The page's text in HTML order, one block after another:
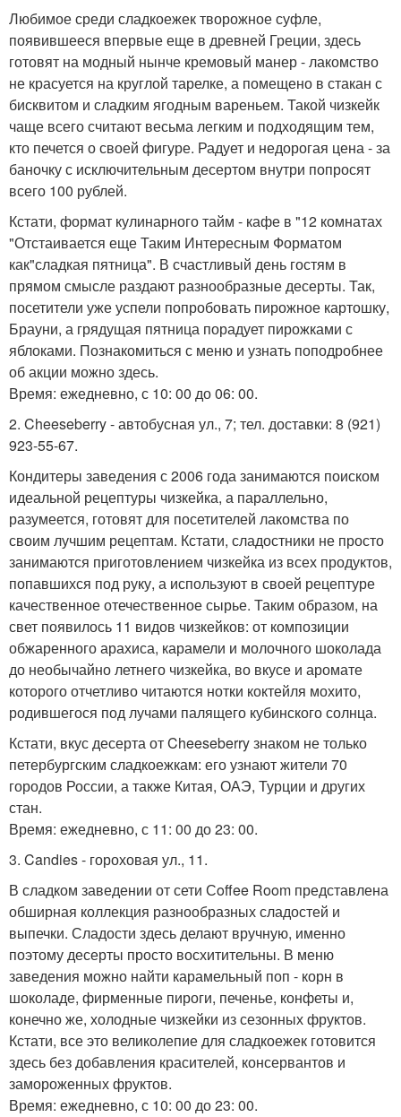
Любимое среди сладкоежек творожное суфле,
появившееся впервые еще в древней Греции, здесь
готовят на модный нынче кремовый манер - лакомство
не красуется на круглой тарелке, а помещено в стакан с
бисквитом и сладким ягодным вареньем. Такой чизкейк
чаще всего считают весьма легким и подходящим тем,
кто печется о своей фигуре. Радует и недорогая цена - за
баночку с исключительным десертом внутри попросят
всего 100 рублей.
Кстати, формат кулинарного тайм - кафе в "12 комнатах
"Отстаивается еще Таким Интересным Форматом
как"сладкая пятница". В счастливый день гостям в
прямом смысле раздают разнообразные десерты. Так,
посетители уже успели попробовать пирожное картошку,
Брауни, а грядущая пятница порадует пирожками с
яблоками. Познакомиться с меню и узнать поподробнее
об акции можно здесь.
Время: ежедневно, с 10: 00 до 06: 00.
2. Cheeseberry - автобусная ул., 7; тел. доставки: 8 (921)
923-55-67.
Кондитеры заведения с 2006 года занимаются поиском
идеальной рецептуры чизкейка, а параллельно,
разумеется, готовят для посетителей лакомства по
своим лучшим рецептам. Кстати, сладостники не просто
занимаются приготовлением чизкейка из всех продуктов,
попавшихся под руку, а используют в своей рецептуре
качественное отечественное сырье. Таким образом, на
свет появилось 11 видов чизкейков: от композиции
обжаренного арахиса, карамели и молочного шоколада
до необычайно летнего чизкейка, во вкусе и аромате
которого отчетливо читаются нотки коктейля мохито,
родившегося под лучами палящего кубинского солнца.
Кстати, вкус десерта от Cheeseberry знаком не только
петербургским сладкоежкам: его узнают жители 70
городов России, а также Китая, ОАЭ, Турции и других
стан.
Время: ежедневно, с 11: 00 до 23: 00.
3. Candies - гороховая ул., 11.
В сладком заведении от сети Сoffee Room представлена
обширная коллекция разнообразных сладостей и
выпечки. Сладости здесь делают вручную, именно
поэтому десерты просто восхитительны. В меню
заведения можно найти карамельный поп - корн в
шоколаде, фирменные пироги, печенье, конфеты и,
конечно же, холодные чизкейки из сезонных фруктов.
Кстати, все это великолепие для сладкоежек готовится
здесь без добавления красителей, консервантов и
замороженных фруктов.
Время: ежедневно, с 10: 00 до 23: 00.